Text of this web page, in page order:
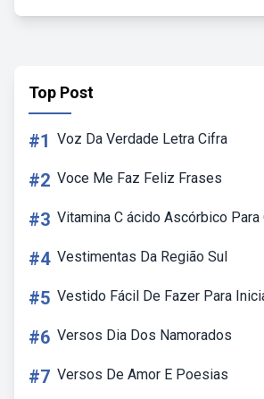
Top Post
#1 Voz Da Verdade Letra Cifra
#2 Voce Me Faz Feliz Frases
#3 Vitamina C ácido Ascórbico Para
#4 Vestimentas Da Região Sul
#5 Vestido Fácil De Fazer Para
#6 Versos Dia Dos Namorados
#7 Versos De Amor E Poesias